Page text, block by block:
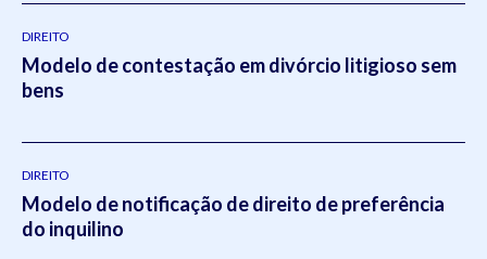
DIREITO
Modelo de contestação em divórcio litigioso sem
bens
DIREITO
Modelo de notificação de direito de preferência
do inquilino